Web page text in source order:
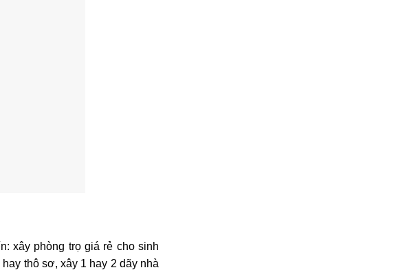
xây phòng trọ giá rẻ cho sinh
thô sơ, xây 1 hay 2 dãy nhà